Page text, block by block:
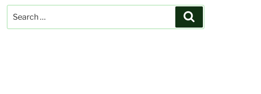
for: